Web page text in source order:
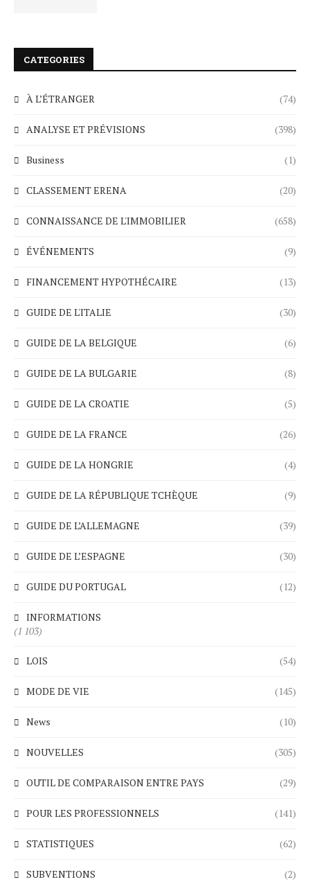
CATEGORIES
À L’ÉTRANGER (74)
ANALYSE ET PRÉVISIONS (398)
Business (1)
CLASSEMENT ERENA (20)
CONNAISSANCE DE L'IMMOBILIER (658)
ÉVÉNEMENTS (9)
FINANCEMENT HYPOTHÉCAIRE (13)
GUIDE DE L'ITALIE (30)
GUIDE DE LA BELGIQUE (6)
GUIDE DE LA BULGARIE (8)
GUIDE DE LA CROATIE (5)
GUIDE DE LA FRANCE (26)
GUIDE DE LA HONGRIE (4)
GUIDE DE LA RÉPUBLIQUE TCHÈQUE (9)
GUIDE DE L’ALLEMAGNE (39)
GUIDE DE L’ESPAGNE (30)
GUIDE DU PORTUGAL (12)
INFORMATIONS
(1 103)
LOIS (54)
MODE DE VIE (145)
News (10)
NOUVELLES (305)
OUTIL DE COMPARAISON ENTRE PAYS (29)
POUR LES PROFESSIONNELS (141)
STATISTIQUES (62)
SUBVENTIONS (2)